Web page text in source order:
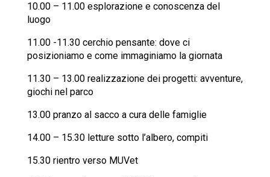
10.00 – 11.00 esplorazione e conoscenza del
luogo
11.00 -11.30 cerchio pensante: dove ci
posizioniamo e come immaginiamo la giornata
11.30 – 13.00 realizzazione dei progetti: avventure,
giochi nel parco
13.00 pranzo al sacco a cura delle famiglie
14.00 – 15.30 letture sotto l’albero, compiti
15.30 rientro verso MUVet